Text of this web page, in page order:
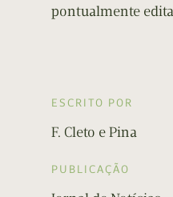
pontualmente
ESCRITO POR
F. Cleto e Pina
PUBLICAÇÃO